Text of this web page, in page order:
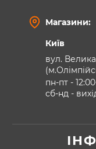
Магазини:
Київ
вул.
пн-пт -
сб-нд -